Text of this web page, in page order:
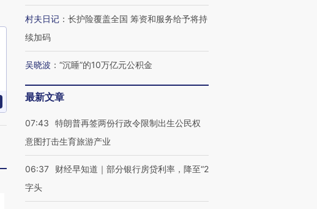
村夫日记 ： 长护险覆盖全国 筹资和服务给予将持
续加码
吴晓波 ： “沉睡”的10万亿元公积金
最新文章
07:43
特朗普再签两份行政令限制出生公民权
意图打击生育旅游产业
06:37
财经早知道｜部分银行房贷利率，降至“2
字头